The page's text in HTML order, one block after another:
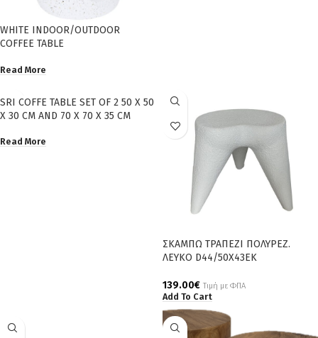
WHITE INDOOR/OUTDOOR
COFFEE TABLE
Read More
SRI COFFE TABLE SET OF 2 50 X 50
X 30 CM AND 70 X 70 X 35 CM
Read More
ΣΚΑΜΠΩ ΤΡΑΠΕΖΙ ΠΟΛΥΡΕΖ.
ΛΕΥΚΟ D44/50X43EK
139.00€ Τιμή με ΦΠΑ
Add To Cart